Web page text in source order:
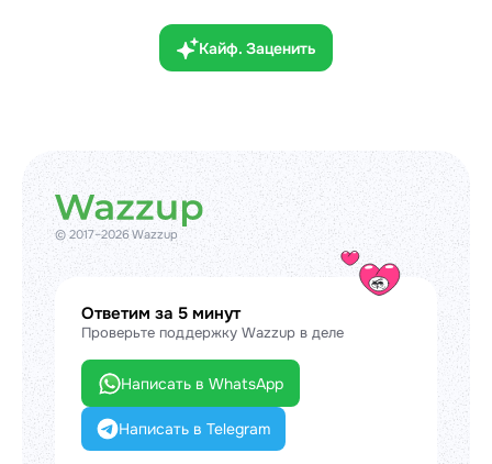
Кайф. Заценить
© 2017–2026 Wazzup
Ответим за 5 минут
Проверьте поддержку Wazzup в деле
Написать в WhatsApp
Написать в Telegram